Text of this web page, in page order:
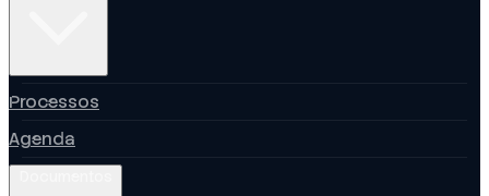
Processos
Agenda